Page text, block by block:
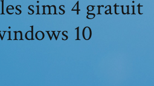
sims 4 gratuit
10